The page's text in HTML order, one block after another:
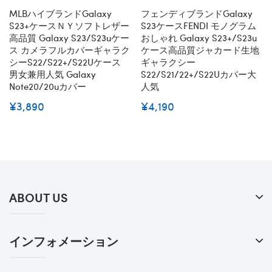
MLBハイブランドGalaxy
S23+ケースＮＹソフトレザー
高品質 Galaxy S23/s23uケー
ス カメラフルカバーギャラク
シーS22/S22+/S22Uケース
男女兼用人気 Galaxy
Note20/20uカバー
¥3,890
フェンディブランドgalaxy
S23ケースFENDI モノグラム
おしゃれ Galaxy S23+/s23u
ケース高品質ジャカード生地
ギャラクシー
S22/S21/22+/S22Uカバー大
人気
¥4,190
ABOUT US
インフォメーション